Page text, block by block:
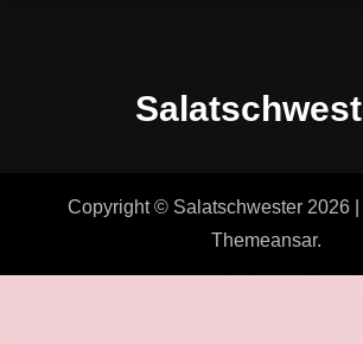
Copyright © Salatschwester 2026
Themeansar.